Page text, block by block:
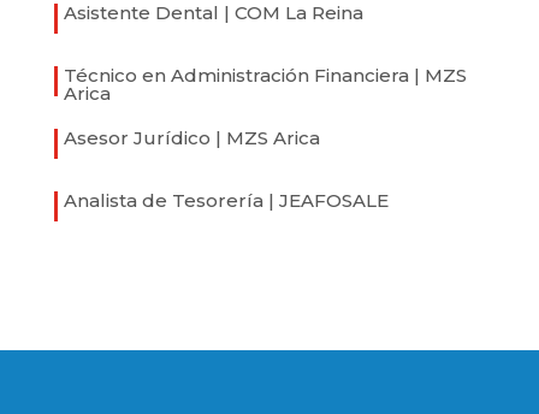
Asistente Dental | COM La Reina
Técnico en Administración Financiera | MZS
Arica
Asesor Jurídico | MZS Arica
Analista de Tesorería | JEAFOSALE